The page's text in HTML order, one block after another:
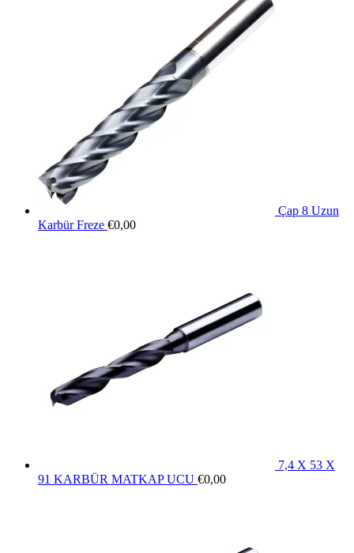
Çap 8 Uzun
Karbür Freze €0,00
7,4 X 53 X
91 KARBÜR MATKAP UCU €0,00